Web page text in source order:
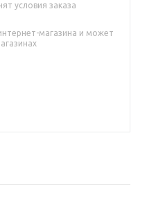
условия заказа
магазина и может